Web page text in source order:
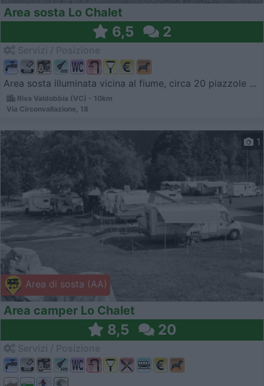
Area sosta Lo Chalet
6,5 2
Area sosta illuminata vicina al fiume, circa 20 piazzole ...
Riva Valdobbia (VC) - 10km
Via Circonvallazione, 18
Area di sosta (AA)
1
Area camper Lo Chalet
8,5 20